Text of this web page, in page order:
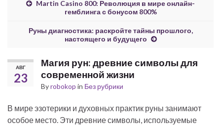
Martin Casino 800: Революция в мире онлайн-
гемблинга с бонусом 800%
Руны диагностика: раскройте тайны прошлого,
настоящего и будущего
АВГ
23
Магия рун: древние символы для
современной жизни
Byrobokop in Без рубрики
В мире эзотерики и духовных практик руны занимают
особое место. Эти древние символы, используемые